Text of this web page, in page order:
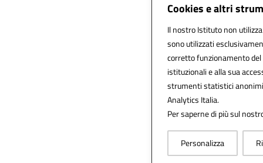
Cookies e altri
Il nostro Istituto non
sono utilizzati
corretto funzionamento
istituzionali e alla sua
strumenti statistici
Analytics Italia.
Per saperne di più sul
Personalizza